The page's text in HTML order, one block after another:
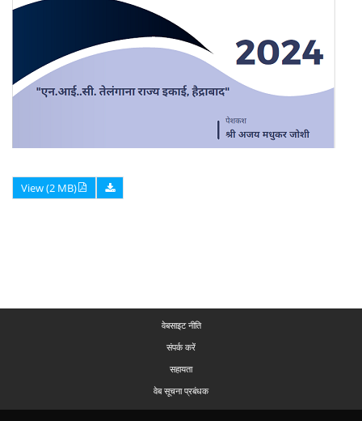
View (2 MB)
वेबसाइट नीति
संपर्क करें
सहायता
वेब सूचना प्रबंधक